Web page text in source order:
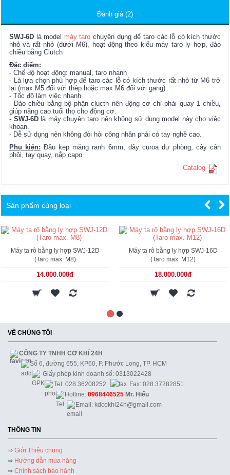
Đánh giá (2)
SWJ-6D là model máy taro chuyên dụng để taro các lỗ có kích thước
nhỏ và rất nhỏ (dưới M6), hoạt động theo kiểu máy taro ly hợp, đảo
chiều bằng Clutch
Đặc điểm:
- Chế độ hoạt động: manual, taro nhanh
- Là lựa chọn phù hợp để taro các lỗ có kích thước rất nhỏ từ M6 trở
lại (max M5 đối với thép hoặc max M6 đối với gang)
- Tốc độ làm việc nhanh
- Đảo chiều bằng bộ phận clucth nên động cơ chỉ phải quay 1 chiều,
giúp nâng cao tuổi thọ cho động cơ.
- SWJ-6Dlà máy chuyên taro nên không sử dụng model này cho việc
khoan.
- Dễ sử dụng nên không đòi hỏi công nhân phải có tay nghề cao.
Phụ kiện: Đầu kẹp măng ranh 6mm, dây curoa dự phòng, cây cản
phôi, tay quay, nắp capo
Catalog
Sản phẩm cùng loại
Máy ta rô bằng ly hợp SWJ-12D
(Taro max. M8)
14.000.000đ
Máy ta rô bằng ly hợp SWJ-16D
(Taro max. M12)
18.000.000đ
VỀ CHÚNG TÔI
CÔNG TY TNHH CƠ KHÍ 24H
Số 6, đường 655, KP60, P. Phước Long, TP. HCM
Giấy phép kinh doanh số: 0313022428
Tel: 028.36208252
Fax: 028.37282851
Hotline: 0968446525 Mr. Hiếu
Email: kdcokhi24h@gmail.com
THÔNG TIN
⇒ Giới Thiệu chung
⇒ Hướng dẫn mua hàng
⇒ Chính sách bảo hành